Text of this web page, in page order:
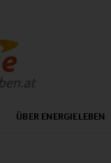
ÜBER ENERGIELEBEN